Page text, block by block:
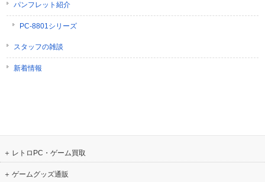
パンフレット紹介
PC-8801シリーズ
スタッフの雑談
新着情報
レトロPC・ゲーム買取
ゲームグッズ通販